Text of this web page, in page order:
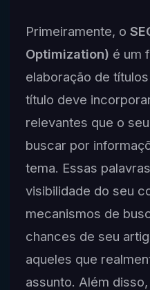
Primeiramente, o
Optimization) é um
elaboração de
título deve
relevantes que o
buscar por
tema. Essas
visibilidade do seu
mecanismos de
chances de seu
aqueles que
assunto. Além